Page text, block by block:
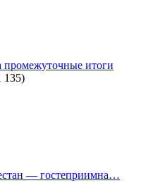
итоги
135)
— гостеприимна…